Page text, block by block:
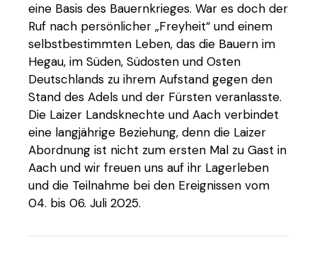
eine Basis des Bauernkrieges. War es doch der
Ruf nach persönlicher „Freyheit“ und einem
selbstbestimmten Leben, das die Bauern im
Hegau, im Süden, Südosten und Osten
Deutschlands zu ihrem Aufstand gegen den
Stand des Adels und der Fürsten veranlasste.
Die Laizer Landsknechte und Aach verbindet
eine langjährige Beziehung, denn die Laizer
Abordnung ist nicht zum ersten Mal zu Gast in
Aach und wir freuen uns auf ihr Lagerleben
und die Teilnahme bei den Ereignissen vom
04. bis 06. Juli 2025.